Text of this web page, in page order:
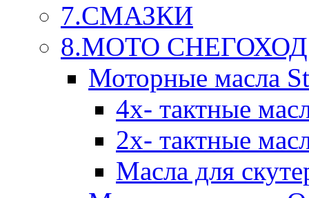
7.СМАЗКИ
8.МОТО
Моторные масла
4х- тактные
2х- тактные
Масла для